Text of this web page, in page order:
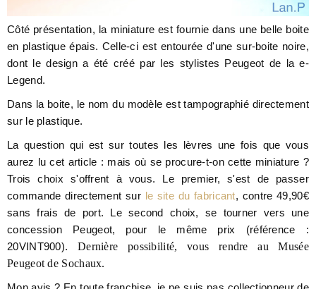
Côté présentation, la miniature est fournie dans une belle boite
en plastique épais. Celle-ci est entourée d'une sur-boite noire,
dont le design a été créé par les stylistes Peugeot de la e-
Legend.
Dans la boite, le nom du modèle est tampographié directement
sur le plastique.
La question qui est sur toutes les lèvres une fois que vous
aurez lu cet article : mais où se procure-t-on cette miniature ?
Trois choix s'offrent à vous. Le premier, s'est de passer
commande directement sur le site du fabricant, contre 49,90€
sans frais de port. Le second choix, se tourner vers une
concession Peugeot, pour le même prix (référence :
20VINT900). Dernière possibilité, vous rendre au Musée
Peugeot de Sochaux.